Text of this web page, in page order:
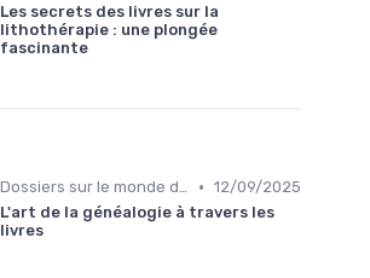
Les secrets des livres sur la
lithothérapie : une plongée
fascinante
Dossiers sur le monde de l'édition • 12/09/2025
L'art de la généalogie à travers les
livres